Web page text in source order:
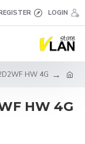
LOGIN
HW 4G
HW 4G